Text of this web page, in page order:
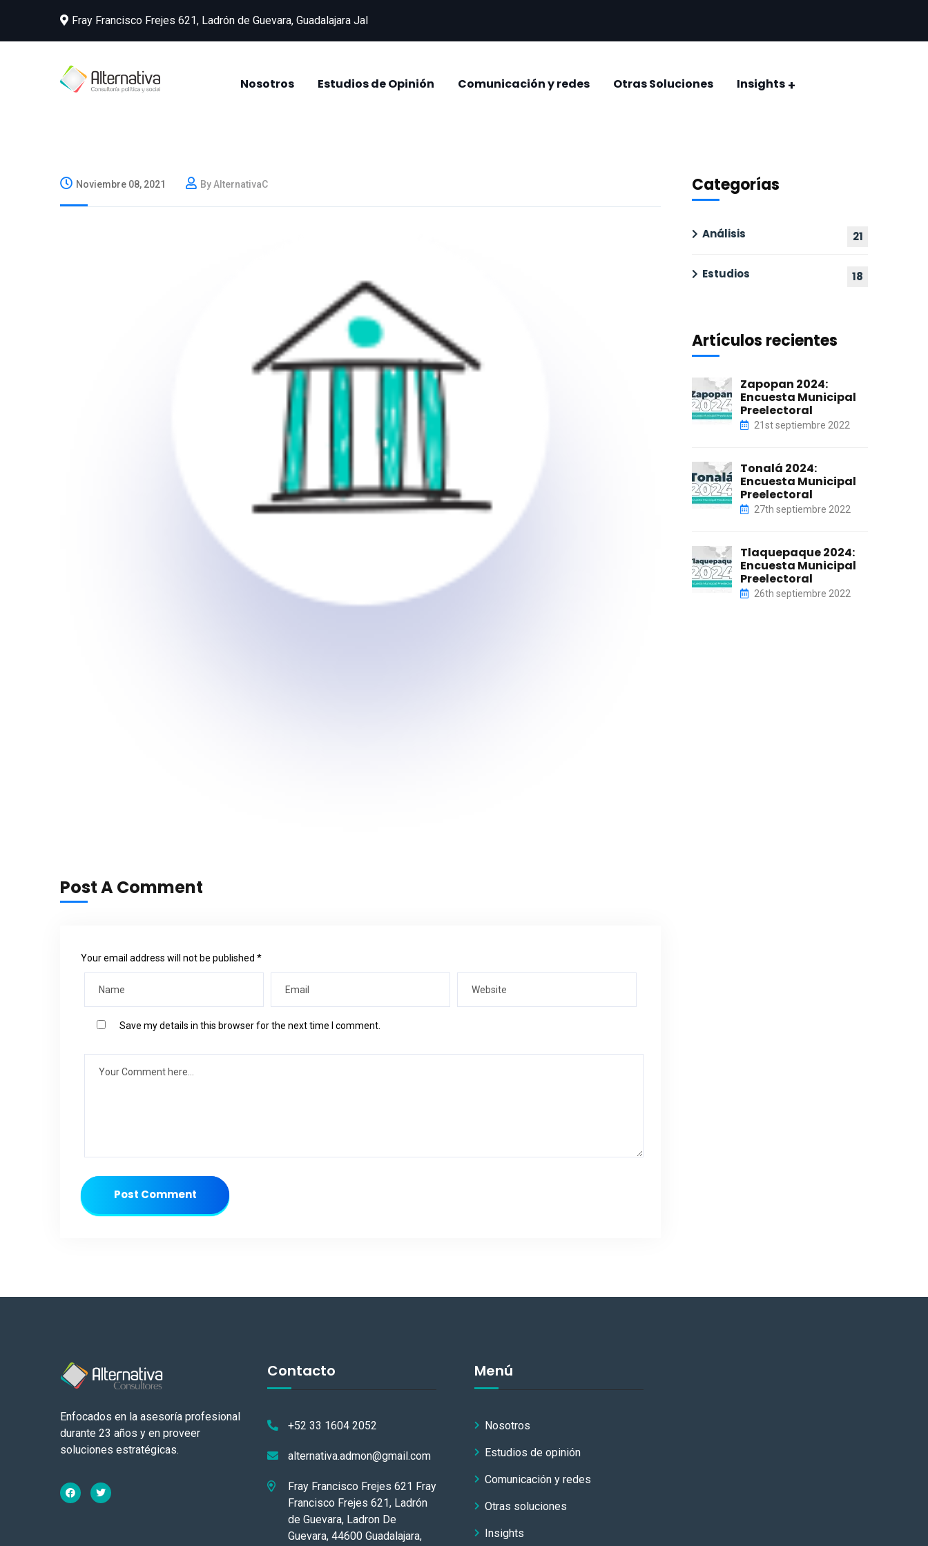
Fray Francisco Frejes 621, Ladrón de Guevara, Guadalajara Jal
Nosotros Estudios de Opinión Comunicación y redes Otras Soluciones Insights
Noviembre 08, 2021 By AlternativaC
Post A Comment
Your email address will not be published *
Save my details in this browser for the next time I comment.
Post Comment
Categorías
Análisis 21
Estudios 18
Artículos recientes
Zapopan 2024:
Encuesta Municipal
Preelectoral
21st septiembre 2022
Tonalá 2024:
Encuesta Municipal
Preelectoral
27th septiembre 2022
Tlaquepaque 2024:
Encuesta Municipal
Preelectoral
26th septiembre 2022
Enfocados en la asesoría profesional
durante 23 años y en proveer
soluciones estratégicas.
Contacto
+52 33 1604 2052
alternativa.admon@gmail.com
Fray Francisco Frejes 621 Fray
Francisco Frejes 621, Ladrón
de Guevara, Ladron De
Guevara, 44600 Guadalajara,
Menú
Nosotros
Estudios de opinión
Comunicación y redes
Otras soluciones
Insights